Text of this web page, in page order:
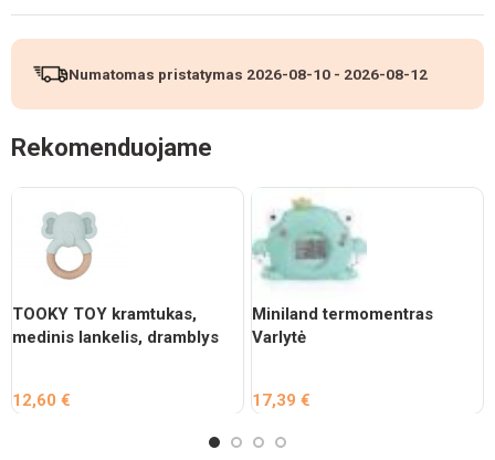
Numatomas pristatymas 2026-08-10 - 2026-08-12
Rekomenduojame
TOOKY TOY kramtukas,
medinis lankelis, dramblys
12,60€
Miniland termomentras
Varlytė
17,39 €